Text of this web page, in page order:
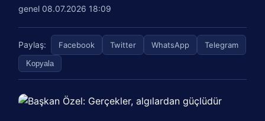
genel 08.07.2026 18:09
Paylaş: Facebook Twitter WhatsApp Telegram
Kopyala